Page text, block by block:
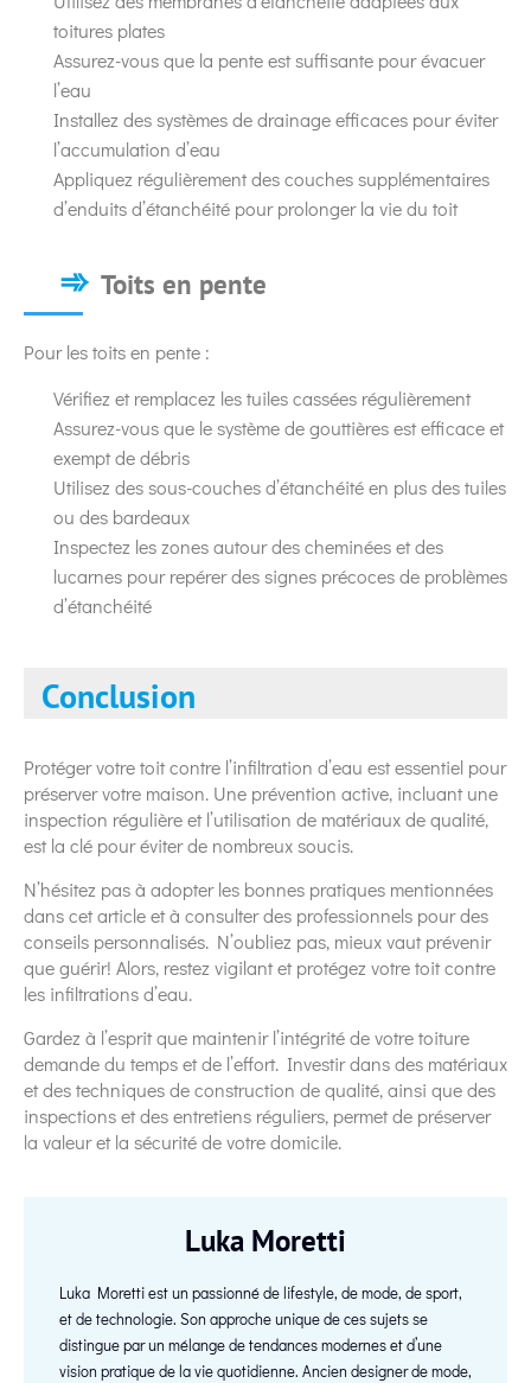
toitures plates
Assurez-vous que la pente est suffisante pour évacuer
l’eau
Installez des systèmes de drainage efficaces pour éviter
l’accumulation d’eau
Appliquez régulièrement des couches supplémentaires
d’enduits d’étanchéité pour prolonger la vie du toit
Toits en pente
Pour les toits en pente :
Vérifiez et remplacez les tuiles cassées régulièrement
Assurez-vous que le système de gouttières est efficace et
exempt de débris
Utilisez des sous-couches d’étanchéité en plus des tuiles
ou des bardeaux
Inspectez les zones autour des cheminées et des
lucarnes pour repérer des signes précoces de problèmes
d’étanchéité
Conclusion
Protéger votre toit contre l’infiltration d’eau est essentiel pour
préserver votre maison. Une prévention active, incluant une
inspection régulière et l’utilisation de matériaux de qualité,
est la clé pour éviter de nombreux soucis.
N’hésitez pas à adopter les bonnes pratiques mentionnées
dans cet article et à consulter des professionnels pour des
conseils personnalisés. N’oubliez pas, mieux vaut prévenir
que guérir! Alors, restez vigilant et protégez votre toit contre
les infiltrations d’eau.
Gardez à l’esprit que maintenir l’intégrité de votre toiture
demande du temps et de l’effort. Investir dans des matériaux
et des techniques de construction de qualité, ainsi que des
inspections et des entretiens réguliers, permet de préserver
la valeur et la sécurité de votre domicile.
Luka Moretti
Luka Moretti est un passionné de lifestyle, de mode, de sport,
et de technologie. Son approche unique de ces sujets se
distingue par un mélange de tendances modernes et d’une
vision pratique de la vie quotidienne. Ancien designer de mode,